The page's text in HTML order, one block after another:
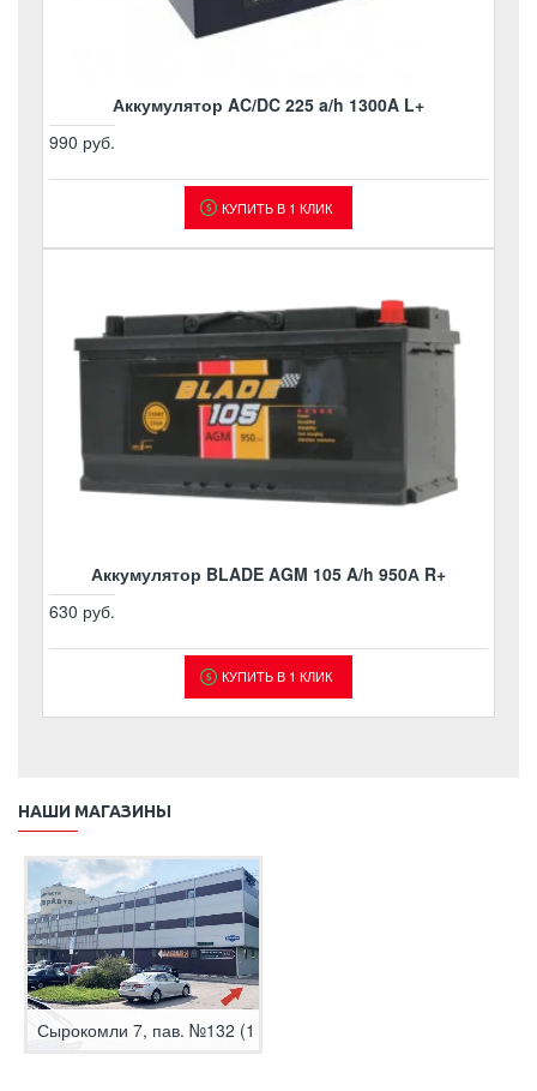
Аккумулятор AC/DC 225 a/h 1300A L+
990 руб.
КУПИТЬ В 1 КЛИК
Аккумулятор BLADE AGM 105 A/h 950А R+
630 руб.
КУПИТЬ В 1 КЛИК
НАШИ МАГАЗИНЫ
Сырокомли 7, пав. №132 (1 этаж)